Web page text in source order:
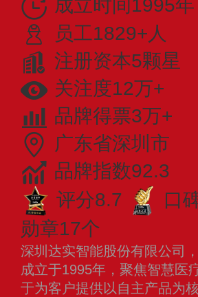
成立时间1995年
员工1829+人
注册资本5颗星
关注度12万+
品牌得票3万+
广东省深圳市
品牌指数92.3
评分8.7
口
勋章17个
深圳达实智能股份有限公司
成立于1995年，聚焦智慧医
于为客户提供以自主产品为